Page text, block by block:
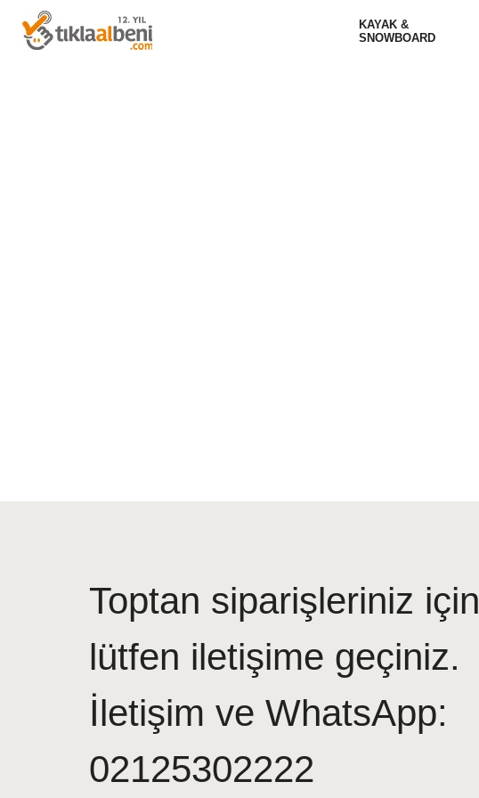
KAYAK &
SNOWBOARD
Toptan siparişleriniz için
lütfen iletişime geçiniz.
İletişim ve WhatsApp:
02125302222